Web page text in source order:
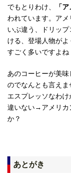
でもとりわけ、
「
われています。ア
いぶ違う、ドリッ
ける、登場人物が
すごく多いですよね
あのコーヒーが美
のでなんとも言え
エスプレッソなわ
違いない→アメリカ
か？
あとがき